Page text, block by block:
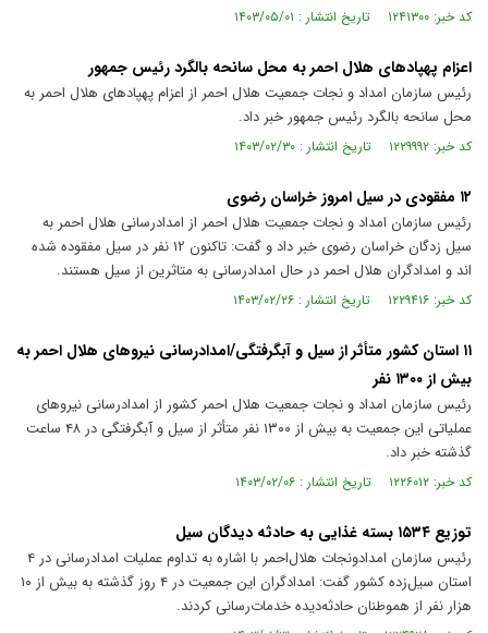
کد خبر: ۱۲۴۱۳۰۰ تاریخ انتشار : ۱۴۰۳/۰۵/۰۱
اعزام پهپاد‌های هلال احمر به محل سانحه بالگرد رئیس جمهور
رئیس سازمان امداد و نجات جمعیت هلال احمر از اعزام پهپاد‌های هلال احمر به
محل سانحه بالگرد رئیس جمهور خبر داد.
کد خبر: ۱۲۲۹۹۹۲ تاریخ انتشار : ۱۴۰۳/۰۲/۳۰
۱۲ مفقودی در سیل امروز خراسان رضوی
رئیس سازمان امداد و نجات جمعیت هلال احمر از امدادرسانی هلال احمر به
سیل زدگان خراسان رضوی خبر داد و گفت: تاکنون ۱۲ نفر در سیل مفقوده شده
اند و امدادگران هلال احمر در حال امدادرسانی به متاثرین از سیل هستند.
کد خبر: ۱۲۲۹۴۱۶ تاریخ انتشار : ۱۴۰۳/۰۲/۲۶
۱۱ استان کشور متأثر از سیل و آبگرفتگی/امدادرسانی نیرو‌های هلال احمر به
بیش از ۱۳۰۰ نفر
رئیس سازمان امداد و نجات جمعیت هلال احمر کشور از امدادرسانی نیرو‌های
عملیاتی این جمعیت به بیش از ۱۳۰۰ نفر متأثر از سیل و آبگرفتگی در ۴۸ ساعت
گذشته خبر داد.
کد خبر: ۱۲۲۶۰۱۲ تاریخ انتشار : ۱۴۰۳/۰۲/۰۶
توزیع ۱۵۳۴ بسته غذایی به حادثه دیدگان سیل
رئیس سازمان امدادونجات هلال‌احمر با اشاره به تداوم عملیات امدادرسانی در ۴
استان سیل‌زده کشور گفت: امدادگران این جمعیت در ۴ روز گذشته به بیش از ۱۰
هزار نفر از هموطنان حادثه‌دیده خدمات‌رسانی کردند.